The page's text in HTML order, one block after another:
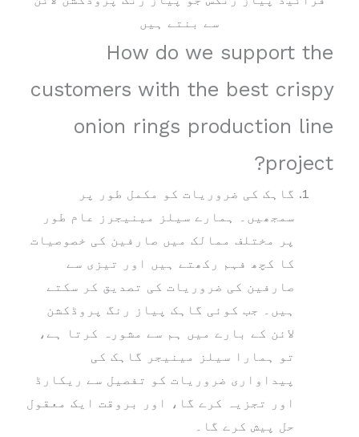
سے بنتے ہیں
How do we support the
customers with the best crispy
onion rings production line
project?
گاہک کی ضروریات کو مکمل طور پر
سمجھیں۔ ہمارے سیلز مینیجرز عام طور
پر مختلف ممالک میں صارفین کی خصوصیات
کا کچھ فہم رکھتے ہیں اور تیزی سے
صارفین کی ضروریات کی تصدیق کر سکتے
ہیں۔ جب کوئی گاہک پیاز رنگ پروڈکشن
لائن کے بارے میں ہم سے مشورہ کرتا ہے،
تو ہمارا سیلز مینیجر گاہک کی
پیداواری ضروریات کو تفصیل سے ریکارڈ
اور تجزیہ کرے گا، اور بروقت ایک معقول
حل پیش کرے گا۔